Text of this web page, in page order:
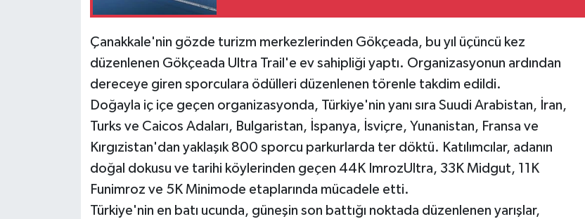
Çanakkale'nin gözde turizm merkezlerinden Gökçeada, bu yıl üçüncü kez
düzenlenen Gökçeada Ultra Trail'e ev sahipliği yaptı. Organizasyonun ardından
dereceye giren sporculara ödülleri düzenlenen törenle takdim edildi.
Doğayla iç içe geçen organizasyonda, Türkiye'nin yanı sıra Suudi Arabistan, İran,
Turks ve Caicos Adaları, Bulgaristan, İspanya, İsviçre, Yunanistan, Fransa ve
Kırgızistan'dan yaklaşık 800 sporcu parkurlarda ter döktü. Katılımcılar, adanın
doğal dokusu ve tarihi köylerinden geçen 44K ImrozUltra, 33K Midgut, 11K
Funimroz ve 5K Minimode etaplarında mücadele etti.
Türkiye'nin en batı ucunda, güneşin son battığı noktada düzenlenen yarışlar,